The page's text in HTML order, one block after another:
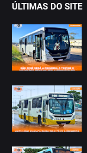
ÚLTIMAS DO SITE